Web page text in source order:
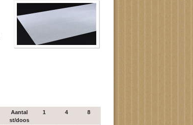
Aantal
st/doos
1 4 8